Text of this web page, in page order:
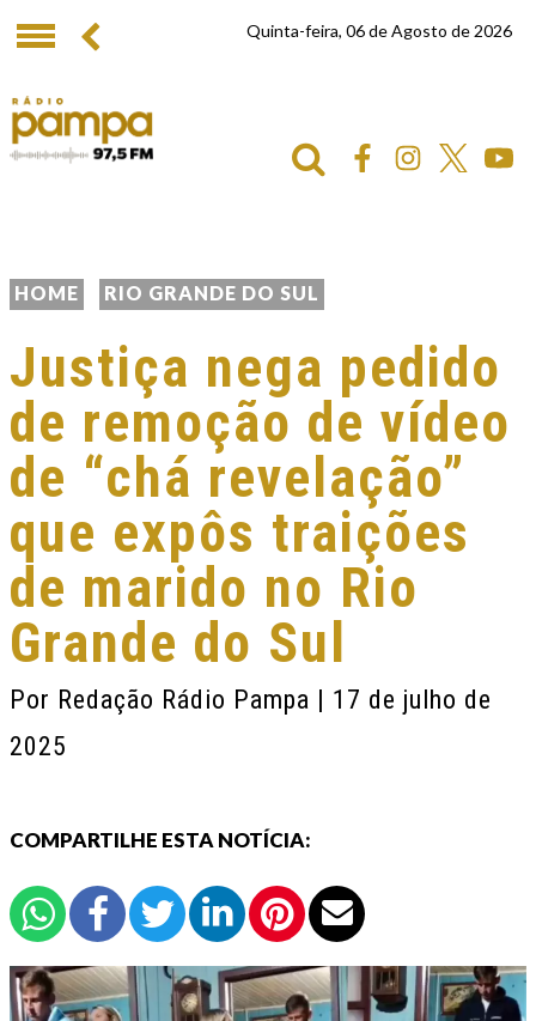
Quinta-feira, 06 de Agosto de 2026
HOME RIO GRANDE DO SUL
Justiça nega pedido
de remoção de vídeo
de “chá revelação”
que expôs traições
de marido no Rio
Grande do Sul
Por Redação Rádio Pampa | 17 de julho de
2025
COMPARTILHE ESTA NOTÍCIA: